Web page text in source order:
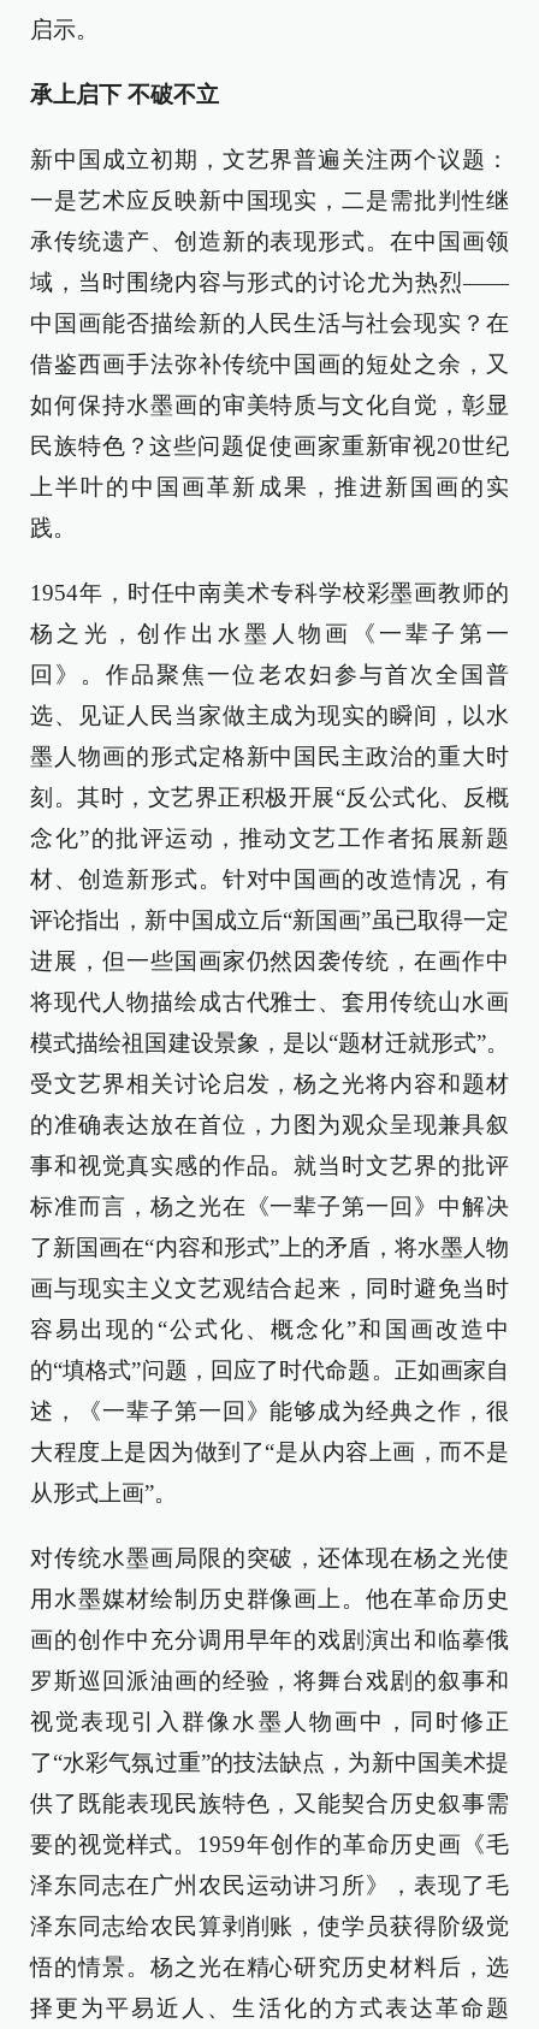
启示。
承上启下 不破不立
新中国成立初期，文艺界普遍关注两个议题：
一是艺术应反映新中国现实，二是需批判性继
承传统遗产、创造新的表现形式。在中国画领
域，当时围绕内容与形式的讨论尤为热烈——
中国画能否描绘新的人民生活与社会现实？在
借鉴西画手法弥补传统中国画的短处之余，又
如何保持水墨画的审美特质与文化自觉，彰显
民族特色？这些问题促使画家重新审视20世纪
上半叶的中国画革新成果，推进新国画的实
践。
1954年，时任中南美术专科学校彩墨画教师的
杨之光，创作出水墨人物画《一辈子第一
回》。作品聚焦一位老农妇参与首次全国普
选、见证人民当家做主成为现实的瞬间，以水
墨人物画的形式定格新中国民主政治的重大时
刻。其时，文艺界正积极开展“反公式化、反概
念化”的批评运动，推动文艺工作者拓展新题
材、创造新形式。针对中国画的改造情况，有
评论指出，新中国成立后“新国画”虽已取得一定
进展，但一些国画家仍然因袭传统，在画作中
将现代人物描绘成古代雅士、套用传统山水画
模式描绘祖国建设景象，是以“题材迁就形式”。
受文艺界相关讨论启发，杨之光将内容和题材
的准确表达放在首位，力图为观众呈现兼具叙
事和视觉真实感的作品。就当时文艺界的批评
标准而言，杨之光在《一辈子第一回》中解决
了新国画在“内容和形式”上的矛盾，将水墨人物
画与现实主义文艺观结合起来，同时避免当时
容易出现的“公式化、概念化”和国画改造中
的“填格式”问题，回应了时代命题。正如画家自
述，《一辈子第一回》能够成为经典之作，很
大程度上是因为做到了“是从内容上画，而不是
从形式上画”。
对传统水墨画局限的突破，还体现在杨之光使
用水墨媒材绘制历史群像画上。他在革命历史
画的创作中充分调用早年的戏剧演出和临摹俄
罗斯巡回派油画的经验，将舞台戏剧的叙事和
视觉表现引入群像水墨人物画中，同时修正
了“水彩气氛过重”的技法缺点，为新中国美术提
供了既能表现民族特色，又能契合历史叙事需
要的视觉样式。1959年创作的革命历史画《毛
泽东同志在广州农民运动讲习所》，表现了毛
泽东同志给农民算剥削账，使学员获得阶级觉
悟的情景。杨之光在精心研究历史材料后，选
择更为平易近人、生活化的方式表达革命题